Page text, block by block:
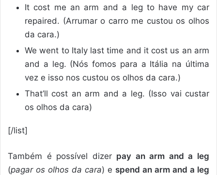
It cost me an arm and a leg to have my car
repaired. (Arrumar o carro me custou os olhos
da cara.)
We went to Italy last time and it cost us an arm
and a leg. (Nós fomos para a Itália na última
vez e isso nos custou os olhos da cara.)
That’ll cost an arm and a leg. (Isso vai custar
os olhos da cara)
[/list]
Também é possível dizer pay an arm and a leg
(pagar os olhos da cara) e spend an arm and a leg